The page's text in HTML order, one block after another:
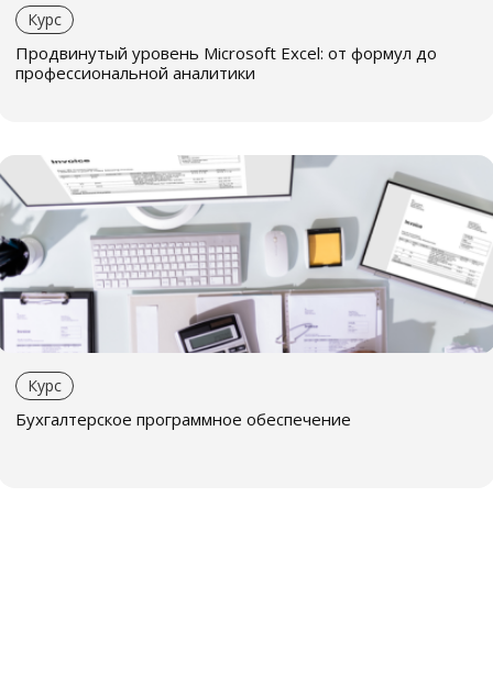
Курс
Продвинутый уровень Microsoft Excel: от формул до
профессиональной аналитики
Курс
Бухгалтерское программное обеспечение